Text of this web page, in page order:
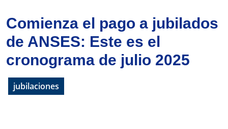
Comienza el pago a jubilados
de ANSES: Este es el
cronograma de julio 2025
jubilaciones